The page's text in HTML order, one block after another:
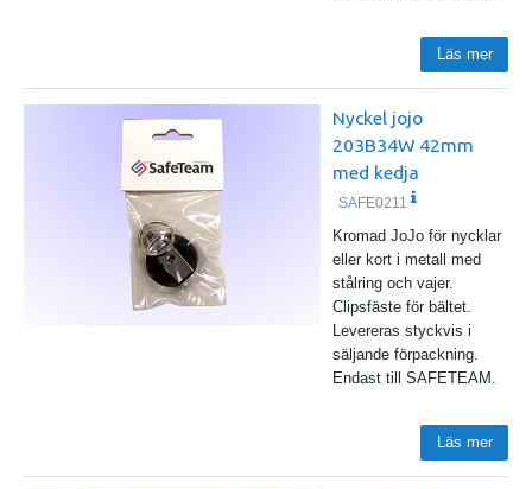
Läs mer
Nyckel jojo
203B34W 42mm
med kedja
SAFE0211
Kromad JoJo för nycklar
eller kort i metall med
stålring och vajer.
Clipsfäste för bältet.
Levereras styckvis i
säljande förpackning.
Endast till SAFETEAM.
Läs mer